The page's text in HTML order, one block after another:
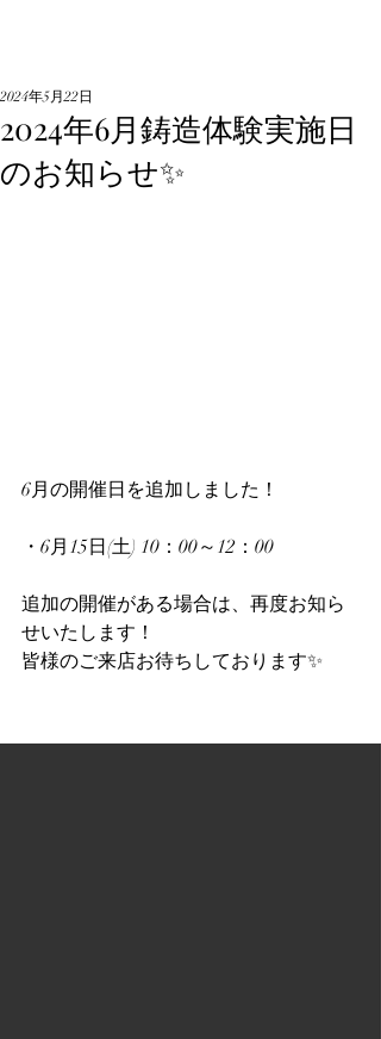
2024年6月鋳造体験実施日
のお知らせ✨
2024年5月22日
6月の開催日を追加しました！
・6月15日(土) 10：00～12：00
追加の開催がある場合は、再度お知ら
せいたします！
皆様のご来店お待ちしております✨